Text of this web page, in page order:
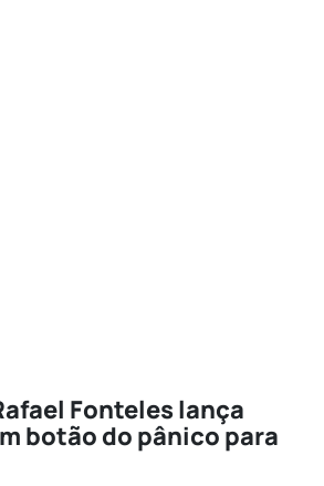
Fonteles lança
botão do pânico para